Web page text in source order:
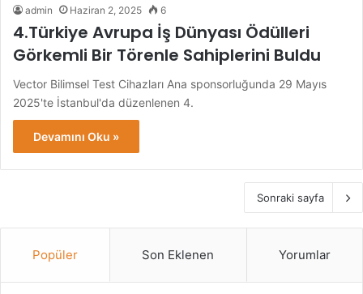
admin Haziran 2, 2025 6
4.Türkiye Avrupa İş Dünyası Ödülleri
Görkemli Bir Törenle Sahiplerini Buldu
Vector Bilimsel Test Cihazları Ana sponsorluğunda 29 Mayıs
2025'te İstanbul'da düzenlenen 4.
Devamını Oku »
Sonraki sayfa
Popüler Son Eklenen Yorumlar